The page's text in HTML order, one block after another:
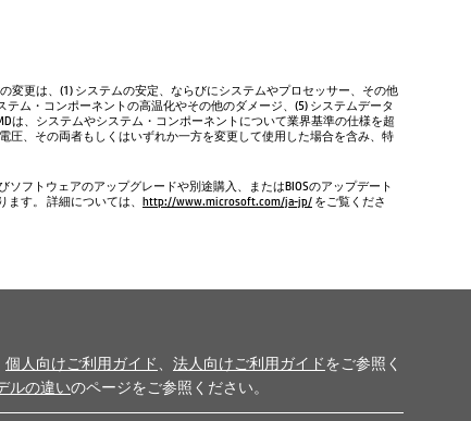
変更は、(1) システムの安定、ならびにシステムやプロセッサー、その他
ム・コンポーネントの高温化やその他のダメージ、(5) システムデータ
は、システムやシステム・コンポーネントについて業界基準の仕様を超
圧、その両者もしくはいずれか一方を変更して使用した場合を含み、特
フトウェアのアップグレードや別途購入、またはBIOSのアップデート
す。 詳細については、 http://www.microsoft.com/ja-jp/ をご覧くださ
個人向けご利用ガイド 法人向けご利用ガイドをご参照く
ルの違いのページをご参照ください。